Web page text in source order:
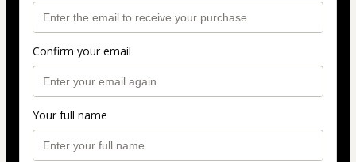
Confirm your email
Your full name